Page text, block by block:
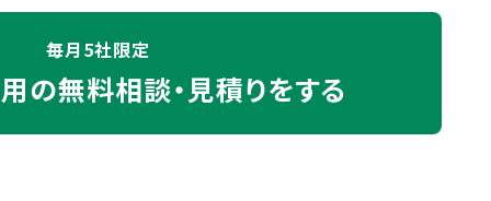
毎月5社限定
の無料相談・見積りをする